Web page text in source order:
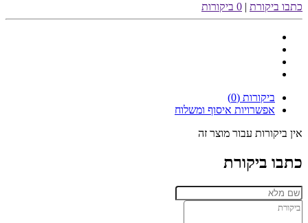
כתבו ביקורת | 0 ביקורות
ביקורות (0)
אפשרויות איסוף ומשלוח
אין ביקורות עבור מוצר זה
כתבו ביקורת